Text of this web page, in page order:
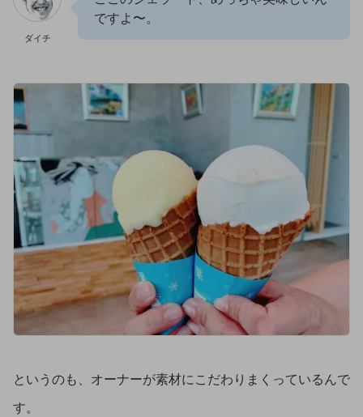
ダイチ
ですよ〜。
というのも、オーナーが素材にこだわりまくっているんで
す。